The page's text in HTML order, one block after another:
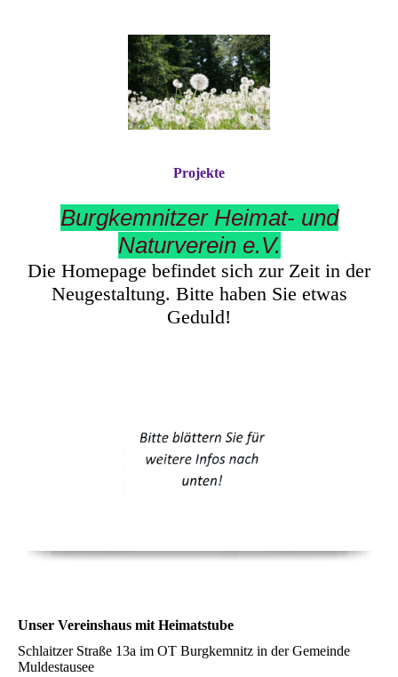
Burgkemnitzer Heimat- und
Naturverein e.V.
Die Homepage befindet sich zur Zeit in der
Neugestaltung. Bitte haben Sie etwas
Geduld!
Projekte
Unser Vereinshaus mit Heimatstube
Schlaitzer Straße 13a im OT Burgkemnitz in der Gemeinde
Muldestausee